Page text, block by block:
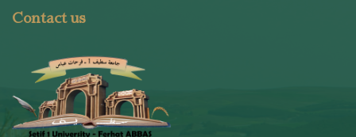
Contact us